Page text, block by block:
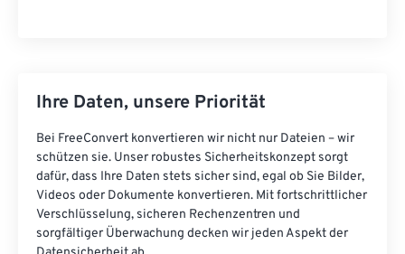
Ihre Daten, unsere Priorität
Bei FreeConvert konvertieren wir nicht nur Dateien – wir
schützen sie. Unser robustes Sicherheitskonzept sorgt
dafür, dass Ihre Daten stets sicher sind, egal ob Sie Bilder,
Videos oder Dokumente konvertieren. Mit fortschrittlicher
Verschlüsselung, sicheren Rechenzentren und
sorgfältiger Überwachung decken wir jeden Aspekt der